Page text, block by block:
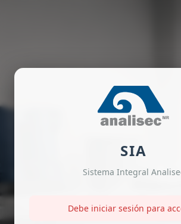
SIA
Sistema Integral
Debe iniciar sesión para